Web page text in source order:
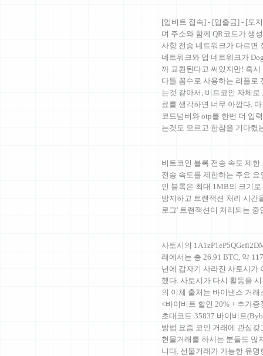
[업비트 접속] - [입출금] - [도
며 주소와 함께 QR코드가 생
사항 전송 네트워크가 다르면
네트워크와 업 네트워크가
까 교환된다고 써있지만! 혹
다들 꼼수로 사용하는 리플로
는것 같아서, 비트코인 자체
료를 생각하면 너무 아깝다.
코드넘버와 otp를 한번 더 입
는것도 모르고 한참을 기다렸
비트코인 블록 전송 속도 제
전송 속도를 제한하는 주요
인 블록은 최대 1MB의 크기
방지하고 트랜잭션 처리 시간
로그' 트랜잭션이 처리되는
사토시의
래에서는 총 26.91 BTC, 약
년에 갑자기 사라진 사토시가
했다. 사토시가 다시 활동을
의 이체 출처는 바이낸스 거래
<바이비트 할인 20% + 추가
초대코드:35837 바이비트
방법 요즘 코인 거래에 관심
현물거래를 하시는 분들도 많
니다. 선물거래가 가능한 유